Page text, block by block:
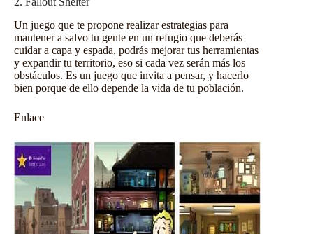
Un juego que te propone realizar estrategias para
mantener a salvo tu gente en un refugio que deberás
cuidar a capa y espada, podrás mejorar tus herramientas
y expandir tu territorio, eso si cada vez serán más los
obstáculos. Es un juego que invita a pensar, y hacerlo
bien porque de ello depende la vida de tu población.
Enlace